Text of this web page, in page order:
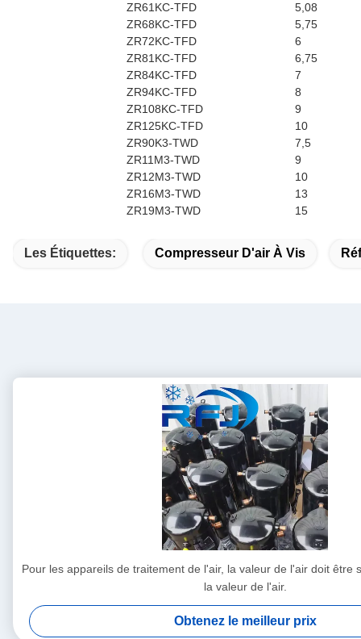
ZR61KC-TFD
5,08
ZR68KC-TFD
5,75
ZR72KC-TFD
6
ZR81KC-TFD
6,75
ZR84KC-TFD
7
ZR94KC-TFD
8
ZR108KC-TFD
9
ZR125KC-TFD
10
ZR90K3-TWD
7,5
ZR11M3-TWD
9
ZR12M3-TWD
10
ZR16M3-TWD
13
ZR19M3-TWD
15
Les Étiquettes: Compresseur D'air À Vis
Pour les appareils de traitement de l'air, la valeur de l'air doit être
la valeur de l'air.
Obtenez le meilleur prix